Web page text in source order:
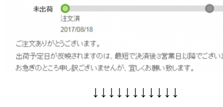
↓↓↓↓↓↓↓↓↓↓↓